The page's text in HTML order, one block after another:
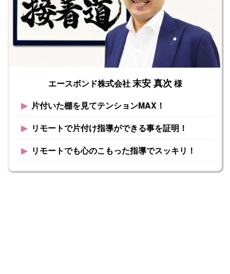
エースボンド株式会社末安 真次 様
▶︎ 片付いた棚を見てテンションMAX！
▶︎ リモートで片付け指導ができる事を証明！
▶︎ リモートでも心のこもった指導でスッキリ！